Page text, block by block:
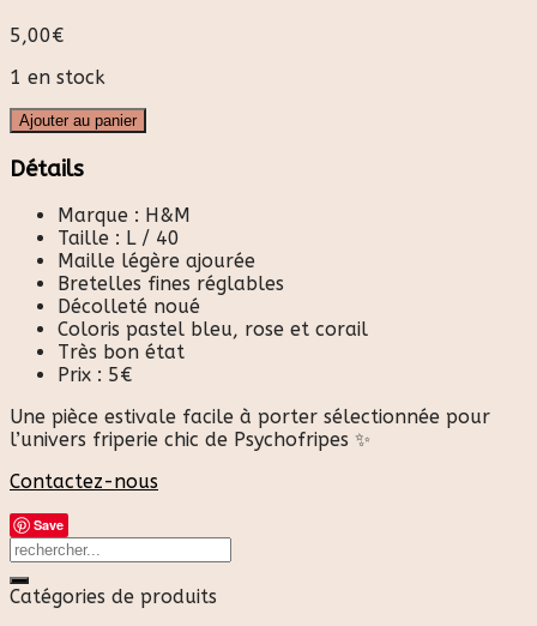
5,00€
1 en stock
Ajouter au panier
Détails
Marque : H&M
Taille : L / 40
Maille légère ajourée
Bretelles fines réglables
Décolleté noué
Coloris pastel bleu, rose et corail
Très bon état
Prix : 5€
Une pièce estivale facile à porter sélectionnée pour
l’univers friperie chic de Psychofripes ✨
Contactez-nous
Save
Catégories de produits